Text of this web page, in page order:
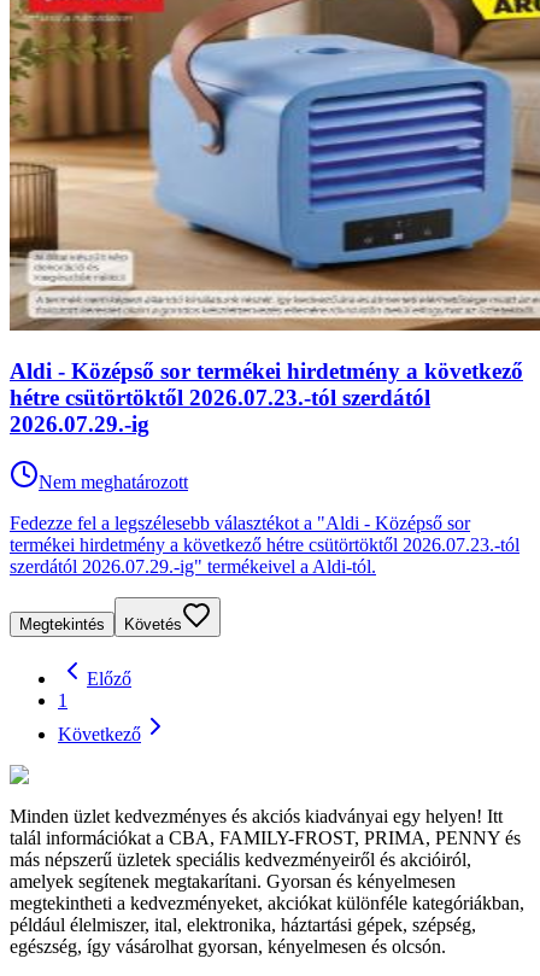
Aldi - Középső sor termékei hirdetmény a következő
hétre csütörtöktől 2026.07.23.-tól szerdától
2026.07.29.-ig
Nem meghatározott
Fedezze fel a legszélesebb választékot a "Aldi - Középső sor
termékei hirdetmény a következő hétre csütörtöktől 2026.07.23.-tól
szerdától 2026.07.29.-ig" termékeivel a Aldi-tól.
Megtekintés Követés
Előző
1
Következő
Minden üzlet kedvezményes és akciós kiadványai egy helyen! Itt
talál információkat a CBA, FAMILY-FROST, PRIMA, PENNY és
más népszerű üzletek speciális kedvezményeiről és akcióiról,
amelyek segítenek megtakarítani. Gyorsan és kényelmesen
megtekintheti a kedvezményeket, akciókat különféle kategóriákban,
például élelmiszer, ital, elektronika, háztartási gépek, szépség,
egészség, így vásárolhat gyorsan, kényelmesen és olcsón.